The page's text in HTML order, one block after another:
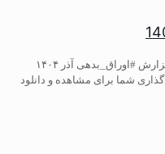
برای مشاهده و دانلود فایل کامل کلیک کنید. گزارش #اوراق_بدهی آذر ۱۴۰۴
شما برای مشاهده و دانلود